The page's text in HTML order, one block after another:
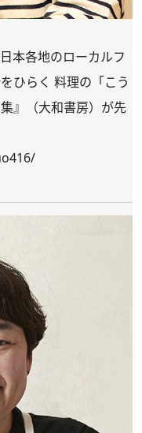
本各地のローカルフ
をひらく 料理の「こう
』
（大和書房）が先